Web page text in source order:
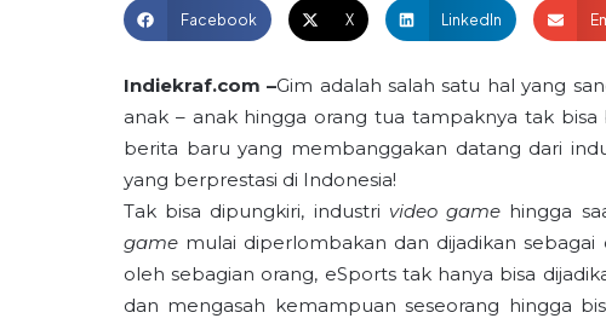
Facebook X LinkedIn
Indiekraf.com –Gim adalah salah satu hal yang
anak – anak hingga orang tua tampaknya tak
berita baru yang membanggakan datang dari
yang berprestasi di Indonesia!
Tak bisa dipungkiri, industri video game hingga
game mulai diperlombakan dan dijadikan
oleh sebagian orang, eSports tak hanya bisa
dan mengasah kemampuan seseorang hingga